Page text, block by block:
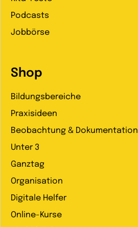
Podcasts
Jobbörse
Shop
Bildungsbereiche
Praxisideen
Beobachtung & Dokumentation
Unter 3
Ganztag
Organisation
Digitale Helfer
Online-Kurse